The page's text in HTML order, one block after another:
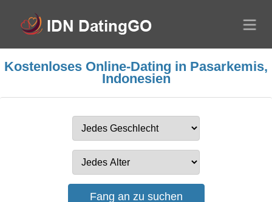
Kostenloses Online-Dating in Pasarkemis,
Indonesien